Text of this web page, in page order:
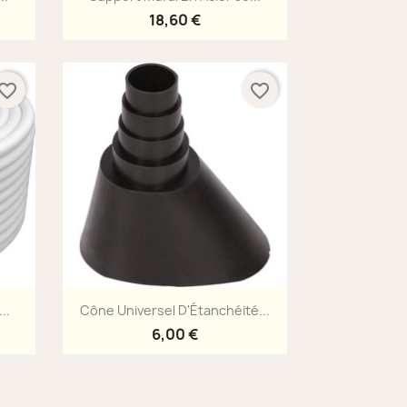
18,60 €
Aperçu rapide
Cône Universel D'Étanchéité...
6,00 €
favorite_border